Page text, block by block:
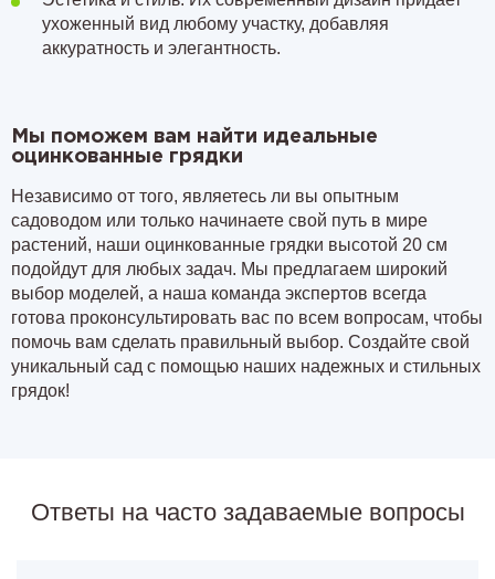
ухоженный вид любому участку, добавляя
аккуратность и элегантность.
Мы поможем вам найти идеальные
оцинкованные грядки
Независимо от того, являетесь ли вы опытным
садоводом или только начинаете свой путь в мире
растений, наши оцинкованные грядки высотой 20 см
подойдут для любых задач. Мы предлагаем широкий
выбор моделей, а наша команда экспертов всегда
готова проконсультировать вас по всем вопросам, чтобы
помочь вам сделать правильный выбор. Создайте свой
уникальный сад с помощью наших надежных и стильных
грядок!
Ответы на часто задаваемые вопросы